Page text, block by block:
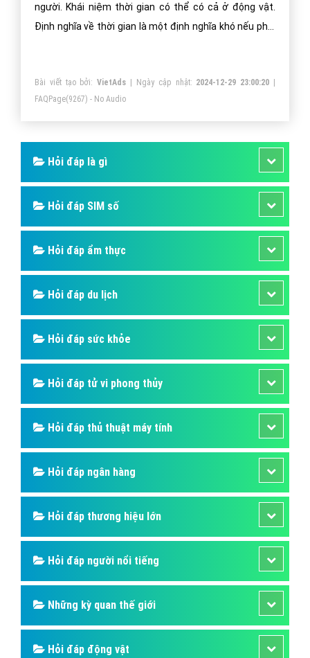
người. Khái niệm thời gian có thể có cả ở động vật.
Định nghĩa về thời gian là một định nghĩa khó nếu phải
Bài viết tạo bởi:VietAds | Ngày cập nhật: 2024-12-29 23:00:20 |
FAQPage(9267) - No Audio
Hỏi đáp là gì
Hỏi đáp SIM số
Hỏi đáp ẩm thực
Hỏi đáp du lịch
Hỏi đáp sức khỏe
Hỏi đáp tử vi phong thủy
Hỏi đáp thủ thuật máy tính
Hỏi đáp ngân hàng
Hỏi đáp thương hiệu lớn
Hỏi đáp người nổi tiếng
Những kỳ quan thế giới
Hỏi đáp động vật